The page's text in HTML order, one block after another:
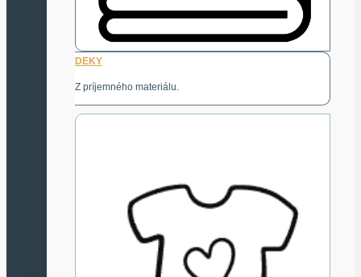
DEKY
Z príjemného materiálu.